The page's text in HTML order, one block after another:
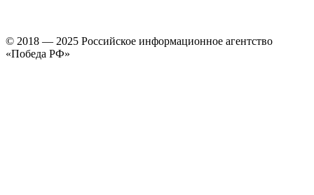
© 2018 — 2025 Российское информационное агентство
«Победа РФ»